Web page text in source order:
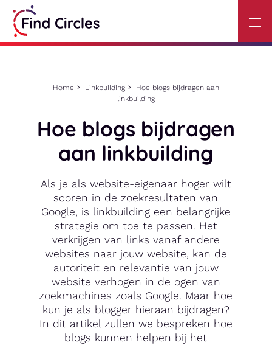
Home Linkbuilding
Hoe blogs bijdragen aan
linkbuilding
Hoe blogs bijdragen
aan linkbuilding
Als je als website-eigenaar hoger wilt
scoren in de zoekresultaten van
Google, is linkbuilding een belangrijke
strategie om toe te passen. Het
verkrijgen van links vanaf andere
websites naar jouw website, kan de
autoriteit en relevantie van jouw
website verhogen in de ogen van
zoekmachines zoals Google. Maar hoe
kun je als blogger hieraan bijdragen?
In dit artikel zullen we bespreken hoe
blogs kunnen helpen bij het